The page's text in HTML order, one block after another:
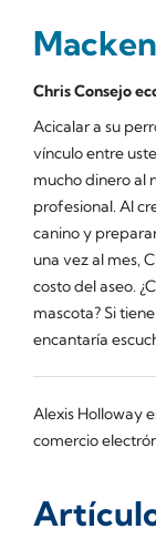
ChrisConsejo
Acicalar a su
vínculo entre
mucho dinero al
profesional. Al
canino y
una vez al mes,
costo del aseo.
mascota? Si
encantaría
Alexis Holloway
comercio